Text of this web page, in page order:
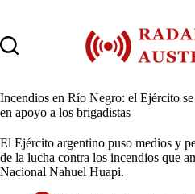
contenido
Incendios en Río Negro: el Ejército
en apoyo a los brigadistas
El Ejército argentino puso medios y
de la lucha contra los incendios que
Nacional Nahuel Huapi.